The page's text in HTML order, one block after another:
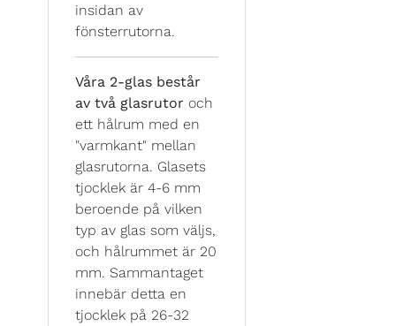
insidan av
fönsterrutorna.
Våra 2-glas består
av två glasrutor och
ett hålrum med en
"varmkant" mellan
glasrutorna. Glasets
tjocklek är 4-6 mm
beroende på vilken
typ av glas som väljs,
och hålrummet är 20
mm. Sammantaget
innebär detta en
tjocklek på 26-32